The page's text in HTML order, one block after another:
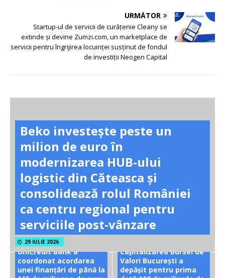
URMĂTOR
Startup-ul de servicii de curățenie Cleany se
extinde și devine Zumzi.com, un marketplace de
servicii pentru îngrijirea locuinței susținut de fondul
de investiții Neogen Capital
Beko investește peste un
milion de euro în
modernizarea HUB-ului
logistic din Căteasca și
consolidează rolul României
ca centru regional pentru
serviciile post-vânzare
29 IULIE 2026
UniCredit Bank a
coordonat acordarea
unei finanțări de până la
Capitalizarea Bursei de
Valori București a
depășit pentru prima